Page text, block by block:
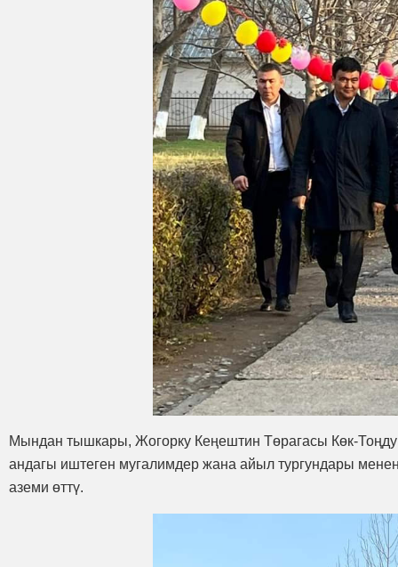
Мындан тышкары, Жогорку Кеңештин Төрагасы Көк-
андагы иштеген мугалимдер жана айыл тургундары
аземи өттү.